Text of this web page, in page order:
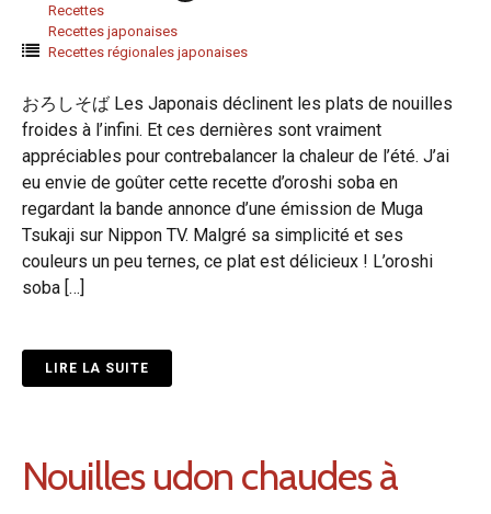
Recettes
Recettes japonaises
Recettes régionales japonaises
おろしそば Les Japonais déclinent les plats de nouilles
froides à l’infini. Et ces dernières sont vraiment
appréciables pour contrebalancer la chaleur de l’été. J’ai
eu envie de goûter cette recette d’oroshi soba en
regardant la bande annonce d’une émission de Muga
Tsukaji sur Nippon TV. Malgré sa simplicité et ses
couleurs un peu ternes, ce plat est délicieux ! L’oroshi
soba […]
LIRE LA SUITE
Nouilles udon chaudes à